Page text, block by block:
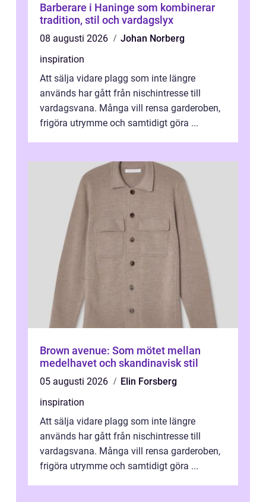
Barberare i Haninge som kombinerar
tradition, stil och vardagslyx
08 augusti 2026
Johan Norberg
inspiration
Att sälja vidare plagg som inte längre
används har gått från nischintresse till
vardagsvana. Många vill rensa garderoben,
frigöra utrymme och samtidigt göra ...
Brown avenue: Som mötet mellan
medelhavet och skandinavisk stil
05 augusti 2026
Elin Forsberg
inspiration
Att sälja vidare plagg som inte längre
används har gått från nischintresse till
vardagsvana. Många vill rensa garderoben,
frigöra utrymme och samtidigt göra ...